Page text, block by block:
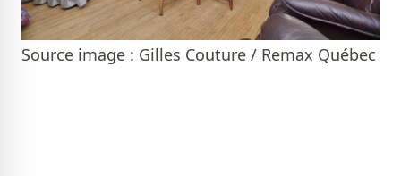
Source image : Gilles Couture / Remax Québec